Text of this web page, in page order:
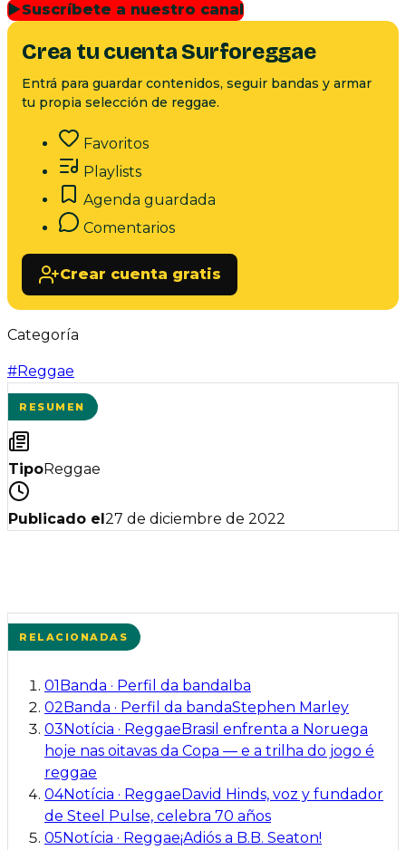
▶Suscríbete a nuestro canal
Crea tu cuenta Surforeggae
Entrá para guardar contenidos, seguir bandas y armar
tu propia selección de reggae.
Favoritos
Playlists
Agenda guardada
Comentarios
Crear cuenta gratis
Categoría
#Reggae
RESUMEN
TipoReggae
Publicado el 27 de diciembre de 2022
RELACIONADAS
01 Banda · Perfil da banda Iba
02 Banda · Perfil da bandaStephen Marley
03 Notícia · Reggae Brasil enfrenta a Noruega
hoje nas oitavas da Copa — e a trilha do jogo é
reggae
04Notícia · Reggae David Hinds, voz y fundador
de Steel Pulse, celebra 70 años
05 Notícia · Reggae¡Adiós a B.B. Seaton!